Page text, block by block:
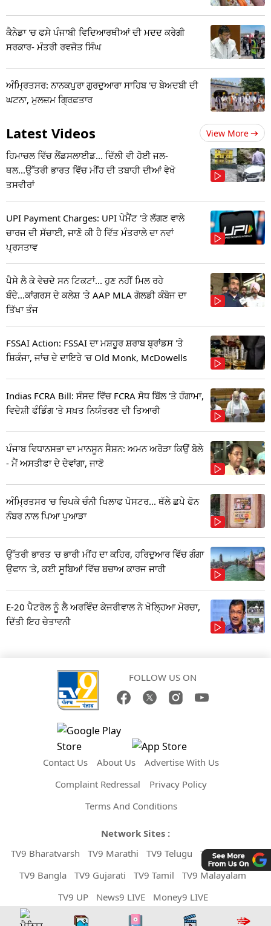
ਕੈਨੇਡਾ 'ਚ ਫਸੇ ਪੰਜਾਬੀ ਵਿਦਿਆਰਥੀਆਂ ਦੀ ਮਦਦ ਕਰੇਗੀ
ਸਰਕਾਰ- ਮੰਤਰੀ ਰਵਜੋਤ ਸਿੰਘ
ਅੰਮ੍ਰਿਤਸਰ: ਨਾਨਕਪੁਰਾ ਗੁਰਦੁਆਰਾ ਸਾਹਿਬ 'ਚ ਬੇਅਦਬੀ ਦੀ
ਘਟਨਾ, ਮੁਲਜ਼ਮ ਗ੍ਰਿਫ਼ਤਾਰ
Latest Videos View More
ਹਿਮਾਚਲ ਵਿੱਚ ਲੈਂਡਸਲਾਈਡ... ਦਿੱਲੀ ਵੀ ਹੋਈ ਜਲ-
ਥਲ...ਉੱਤਰੀ ਭਾਰਤ ਵਿੱਚ ਮੀਂਹ ਦੀ ਤਬਾਹੀ ਦੀਆਂ ਵੇਖੋ
ਤਸਵੀਰਾਂ
UPI Payment Charges: UPI ਪੇਮੈਂਟ 'ਤੇ ਲੱਗਣ ਵਾਲੇ
ਚਾਰਜ ਦੀ ਸੱਚਾਈ, ਜਾਣੋ ਕੀ ਹੈ ਵਿੱਤ ਮੰਤਰਾਲੇ ਦਾ ਨਵਾਂ
ਪ੍ਰਸਤਾਵ
ਪੈਸੇ ਲੈ ਕੇ ਵੇਚਦੇ ਸਨ ਟਿਕਟਾਂ... ਹੁਣ ਨਹੀਂ ਮਿਲ ਰਹੇ
ਬੰਦੇ...ਕਾਂਗਰਸ ਦੇ ਕਲੇਸ਼ 'ਤੇ AAP MLA ਗੋਲਡੀ ਕੰਬੋਜ ਦਾ
ਤਿੱਖਾ ਤੰਜ
FSSAI Action: FSSAI ਦਾ ਮਸ਼ਹੂਰ ਸ਼ਰਾਬ ਬ੍ਰਾਂਡਸ 'ਤੇ
ਸ਼ਿਕੰਜਾ, ਜਾਂਚ ਦੇ ਦਾਇਰੇ 'ਚ Old Monk, McDowells
Indias FCRA Bill: ਸੰਸਦ ਵਿੱਚ FCRA ਸੋਧ ਬਿੱਲ 'ਤੇ ਹੰਗਾਮਾ,
ਵਿਦੇਸ਼ੀ ਫੰਡਿੰਗ 'ਤੇ ਸਖ਼ਤ ਨਿਯੰਤਰਣ ਦੀ ਤਿਆਰੀ
ਪੰਜਾਬ ਵਿਧਾਨਸਭਾ ਦਾ ਮਾਨਸੂਨ ਸੈਸ਼ਨ: ਅਮਨ ਅਰੋੜਾ ਕਿਉਂ ਬੋਲੇ
- ਮੈਂ ਅਸਤੀਫਾ ਦੇ ਦੇਵਾਂਗਾ, ਜਾਣੋ
ਅੰਮ੍ਰਿਤਸਰ 'ਚ ਚਿਪਕੇ ਚੰਨੀ ਖਿਲਾਫ ਪੋਸਟਰ... ਥੱਲੇ ਛਪੇ ਫੋਨ
ਨੰਬਰ ਨਾਲ ਪਿਆ ਪੁਆੜਾ
ਉੱਤਰੀ ਭਾਰਤ 'ਚ ਭਾਰੀ ਮੀਂਹ ਦਾ ਕਹਿਰ, ਹਰਿਦੁਆਰ ਵਿੱਚ ਗੰਗਾ
ਉਫਾਨ 'ਤੇ, ਕਈ ਸੂਬਿਆਂ ਵਿੱਚ ਬਚਾਅ ਕਾਰਜ ਜਾਰੀ
E-20 ਪੈਟਰੋਲ ਨੂੰ ਲੈ ਅਰਵਿੰਦ ਕੇਜਰੀਵਾਲ ਨੇ ਖੋਲ੍ਹਿਆ ਮੋਰਚਾ,
ਦਿੱਤੀ ਇਹ ਚੇਤਾਵਨੀ
FOLLOW US ON
Contact Us About Us
Advertise With Us
Complaint Redressal
Privacy Policy
Terms And Conditions
Network Sites :
TV9 Bharatvarsh
TV9 Marathi TV9 Telugu
TV9 Kannada
TV9 Bangla
TV9 Gujarati TV9 Tamil
TV9 Malayalam
TV9 UP
News9 LIVE Money9 LIVE
Copyright © 2026 TV9 Punjabi. All Rights Reserved.